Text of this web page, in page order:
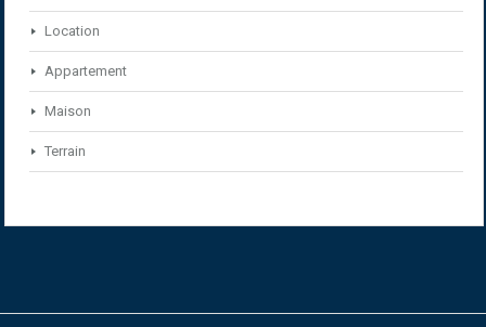
Location
Appartement
Maison
Terrain